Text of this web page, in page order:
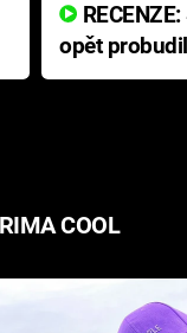
opět
přichází s
COOL